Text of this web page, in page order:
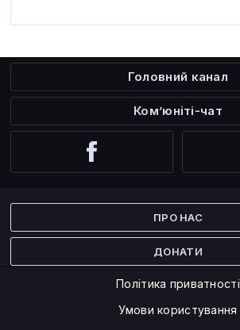
Головний канал
Ком’юніті-чат
ПРО НАС
ДОНАТИ
Політика приватності
Умови користування